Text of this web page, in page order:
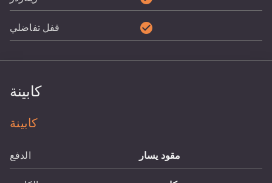
قفل تفاضلي check_circle
كابينة
كابينة
الدفع مقود يسار